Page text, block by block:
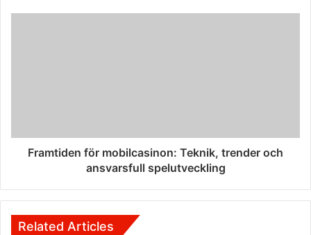
Framtiden för mobilcasinon: Teknik, trender och
ansvarsfull spelutveckling
Related Articles